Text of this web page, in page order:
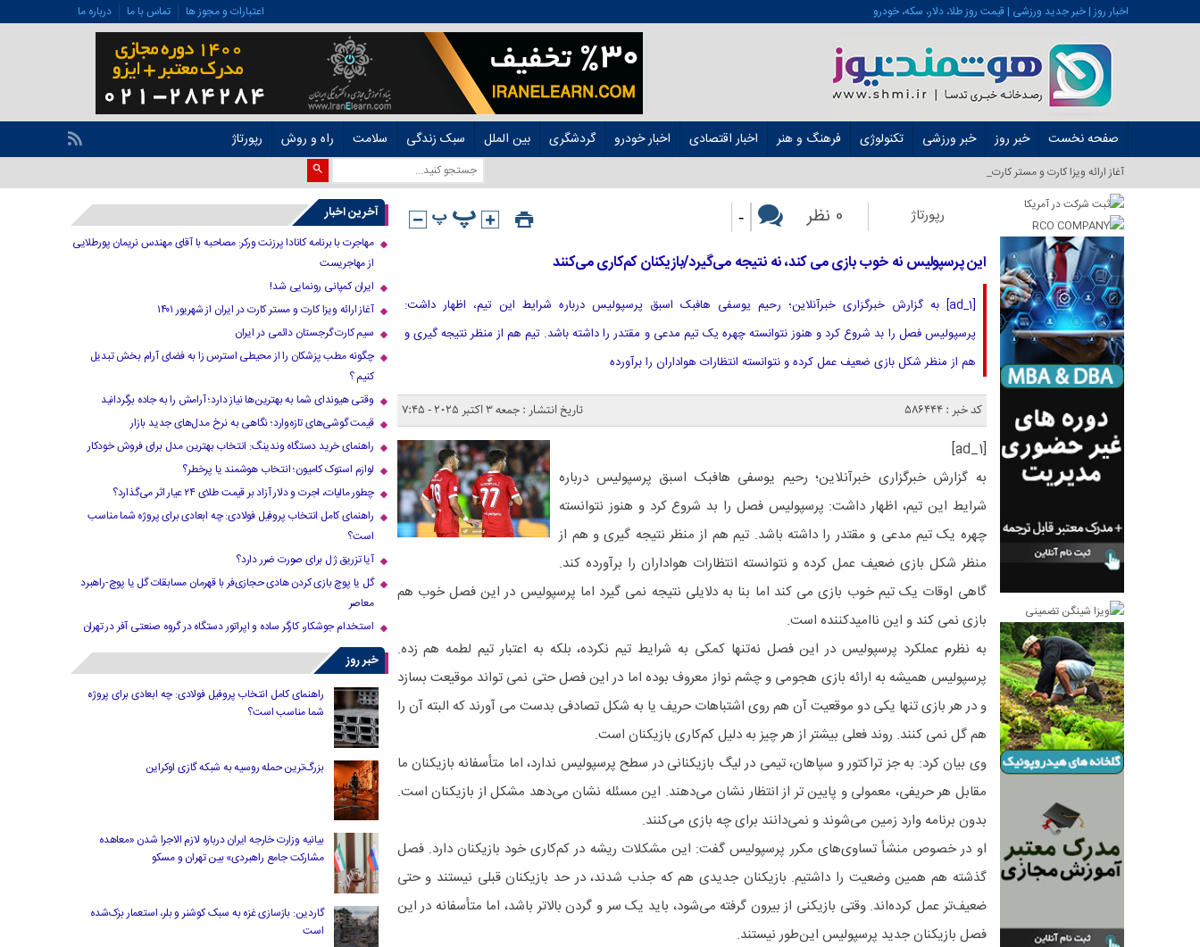
اخبار روز | خبر جدید ورزشی | قیمت روز طلا، دلار، سکه، خودرو اعتبارات و مجوز ها تماس با ما درباره ما
صفحه نخست خبر روز خبر ورزشی تکنولوژی فرهنگ و هنر اخبار اقتصادی اخبار خودرو گردشگری بین الملل سبک زندگی سلامت راه و روش رپورتاژ
آغاز ارائه ویزا کارت و مستر کارت در ایران از شهری_
رپورتاژ 0 نظر -
این پرسپولیس نه خوب بازی می کند، نه نتیجه می‌گیرد/بازیکنان کم‌کاری می‌کنند
[ad_1] به گزارش خبرگزاری خبرآنلاین؛ رحیم یوسفی هافبک اسبق پرسپولیس درباره شرایط این تیم، اظهار داشت:
پرسپولیس فصل را بد شروع کرد و هنوز نتوانسته چهره یک تیم مدعی و مقتدر را داشته باشد. تیم هم از منظر نتیجه گیری و
هم از منظر شکل بازی ضعیف عمل کرده و نتوانسته انتظارات هواداران را برآورده
کد خبر : 586444 تاریخ انتشار : جمعه 3 اکتبر 2025 - 7:45
[ad_1]
به گزارش خبرگزاری خبرآنلاین؛ رحیم یوسفی هافبک اسبق پرسپولیس درباره
شرایط این تیم، اظهار داشت: پرسپولیس فصل را بد شروع کرد و هنوز نتوانسته
چهره یک تیم مدعی و مقتدر را داشته باشد. تیم هم از منظر نتیجه گیری و هم از
منظر شکل بازی ضعیف عمل کرده و نتوانسته انتظارات هواداران را برآورده کند.
گاهی اوقات یک تیم خوب بازی می کند اما بنا به دلایلی نتیجه نمی گیرد اما پرسپولیس در این فصل خوب هم
بازی نمی کند و این ناامیدکننده است.
به نظرم عملکرد پرسپولیس در این فصل نه‌تنها کمکی به شرایط تیم نکرده، بلکه به اعتبار تیم لطمه هم زده.
پرسپولیس همیشه به ارائه بازی هجومی و چشم نواز معروف بوده اما در این فصل حتی نمی تواند موقیعت بسازد
و در هر بازی تنها یکی دو موقعیت آن هم روی اشتباهات حریف یا به شکل تصادفی بدست می آورند که البته آن را
هم گل نمی کنند. روند فعلی بیشتر از هر چیز به دلیل کم‌کاری بازیکنان است.
وی بیان کرد: به جز تراکتور و سپاهان، تیمی در لیگ بازیکنانی در سطح پرسپولیس ندارد، اما متأسفانه بازیکنان ما
مقابل هر حریفی، معمولی و پایین تر از انتظار نشان می‌دهند. این مسئله نشان می‌دهد مشکل از بازیکنان است.
بدون برنامه وارد زمین می‌شوند و نمی‌دانند برای چه بازی می‌کنند.
او در خصوص منشأ تساوی‌های مکرر پرسپولیس گفت: این مشکلات ریشه در کم‌کاری خود بازیکنان دارد. فصل
گذشته هم همین وضعیت را داشتیم. بازیکنان جدیدی هم که جذب شدند، در حد بازیکنان قبلی نیستند و حتی
ضعیف‌تر عمل کرده‌اند. وقتی بازیکنی از بیرون گرفته می‌شود، باید یک سر و گردن بالاتر باشد، اما متأسفانه در این
فصل بازیکنان جدید پرسپولیس این‌طور نیستند.
آخرین اخبار
مهاجرت با برنامه کانادا پرزنت ورکر: مصاحبه با آقای مهندس نریمان پورطلایی
از مهاجریست
ایران کمپانی رونمایی شد!
آغاز ارائه ویزا کارت و مستر کارت در ایران از شهریور ۱۴۰۱
سیم کارت گرجستان دائمی در ایران
چگونه مطب پزشکان را از محیطی استرس زا به فضای آرام بخش تبدیل
کنیم ؟
وقتی هیوندای شما به بهترین‌ها نیاز دارد؛ آرامش را به جاده برگردانید
قیمت گوشی‌های تازه‌وارد؛ نگاهی به نرخ مدل‌های جدید بازار
راهنمای خرید دستگاه وندینگ: انتخاب بهترین مدل برای فروش خودکار
لوازم استوک کامیون؛ انتخاب هوشمند یا پرخطر؟
چطور مالیات، اجرت و دلار آزاد بر قیمت طلای ۲۴ عیار اثر می‌گذارد؟
راهنمای کامل انتخاب پروفیل فولادی: چه ابعادی برای پروژه شما مناسب
است؟
آیا تزریق ژل برای صورت ضرر دارد​؟
گل یا پوچ بازی کردن هادی حجازی‌فر با قهرمان مسابقات گل یا پوچ-راهبرد
معاصر
استخدام جوشکار، کارگر ساده و اپراتور دستگاه در گروه صنعتی آفر در تهران
خبر روز
راهنمای کامل انتخاب پروفیل فولادی: چه ابعادی برای پروژه
شما مناسب است؟
بزرگ‌ترین حمله روسیه به شبکه گازی اوکراین
بیانیه وزارت خارجه ایران درباره لازم‌ الاجرا شدن «معاهده
مشارکت جامع راهبردی» بین تهران و مسکو
گاردین: بازسازی غزه به سبک کوشنر و بلر، استعمار بزک‌شده
است